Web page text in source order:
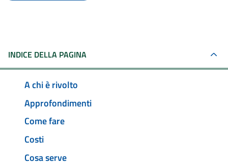
INDICE DELLA PAGINA
A chi è rivolto
Approfondimenti
Come fare
Costi
Cosa serve